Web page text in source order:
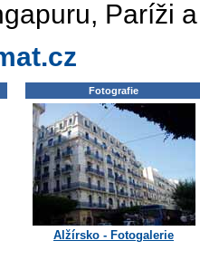
Paríži
Fotografie
Alžírsko - Fotogalerie